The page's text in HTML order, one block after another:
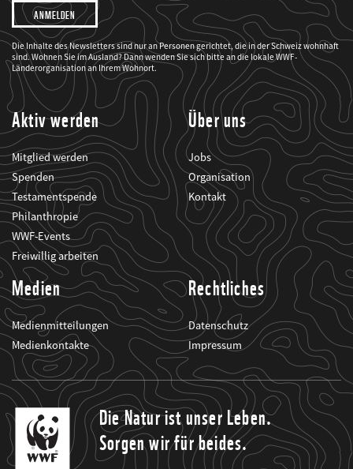
Ich
möchte,
dass
der
WWF
mich
über
seine
Projekte
informiert.
Die Inhalte des Newsletters sind nur an Personen gerichtet, die in der Schweiz wohnhaft
sind. Wohnen Sie im Ausland? Dann wenden Sie sich bitte an die lokale WWF-
Länderorganisation an Ihrem Wohnort.
Aktiv werden
Mitglied werden
Spenden
Testamentspende
Philanthropie
WWF-Events
Freiwillig arbeiten
Über uns
Jobs
Organisation
Kontakt
Medien
Medienmitteilungen
Medienkontakte
Rechtliches
Datenschutz
Impressum
Die Natur ist unser Leben.
Sorgen wir für beides.